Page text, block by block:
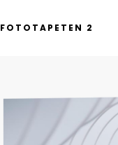
FOTOTAPETEN 2